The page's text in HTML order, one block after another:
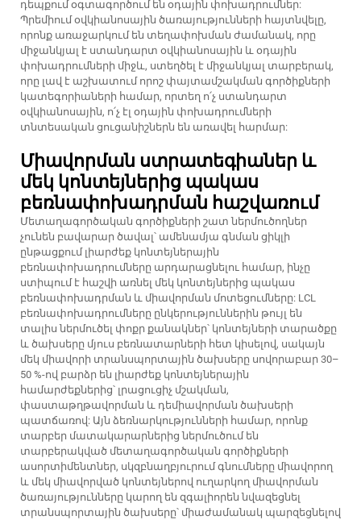
դեպքում օգտագործում են օդային փոխադրումներ:
Պրեմիում օվկիանոսային ծառայությունների հայտնվելը,
որոնք առաջարկում են տեղափոխման ժամանակ, որը
միջանկյալ է ստանդարտ օվկիանոսային և օդային
փոխադրումների միջև, ստեղծել է միջանկյալ տարբերակ,
որը լավ է աշխատում որոշ փայտամշակման գործիքների
կատեգորիաների համար, որտեղ ո՛չ ստանդարտ
օվկիանոսային, ո՛չ էլ օդային փոխադրումների
տնտեսական ցուցանիշներն են առավել հարմար:
Միավորման ստրատեգիաներ և
մեկ կոնտեյներից պակաս
բեռնափոխադրման հաշվառում
Մետաղագործական գործիքների շատ ներմուծողներ
չունեն բավարար ծավալ՝ ամենամյա գնման ցիկլի
ընթացքում լիարժեք կոնտեյներային
բեռնափոխադրումները արդարացնելու համար, ինչը
ստիպում է հաշվի առնել մեկ կոնտեյներից պակաս
բեռնափոխադրման և միավորման մոտեցումները: LCL
բեռնափոխադրումները ընկերություններին թույլ են
տալիս ներմուծել փոքր քանակներ՝ կոնտեյների տարածքը
և ծախսերը մյուս բեռնատարների հետ կիսելով, սակայն
մեկ միավորի տրանսպորտային ծախսերը սովորաբար 30–
50 %-ով բարձր են լիարժեք կոնտեյներային
համարժեքներից՝ լրացուցիչ մշակման,
փաստաթղթավորման և դեմիավորման ծախսերի
պատճառով: Այն ձեռնարկությունների համար, որոնք
տարբեր մատակարարներից ներմուծում են
տարբերակված մետաղագործական գործիքների
ասորտիմենտներ, սկզբնաղբյուրում գնումները միավորող
և մեկ միավորված կոնտեյներով ուղարկող միավորման
ծառայությունները կարող են զգալիորեն նվազեցնել
տրանսպորտային ծախսերը՝ միաժամանակ պարզեցնելով